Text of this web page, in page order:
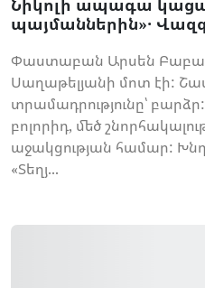
Նիկոլի ապագա
պայմաններին»․
Փաստաբան Արսեն
Սաղաթելյանի մոտ էի:
տրամադրությունը՝
բոլորիդ, մեծ
աջակցության համար:
«Տեղյ...